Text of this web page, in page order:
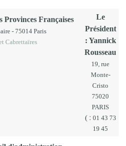
Provinces Françaises
- 75014 Paris
Cabrettaïres
Le
Président
: Yannick
Rousseau
19, rue
Monte-
Cristo
75020
PARIS
(: 01 43 73
19 45